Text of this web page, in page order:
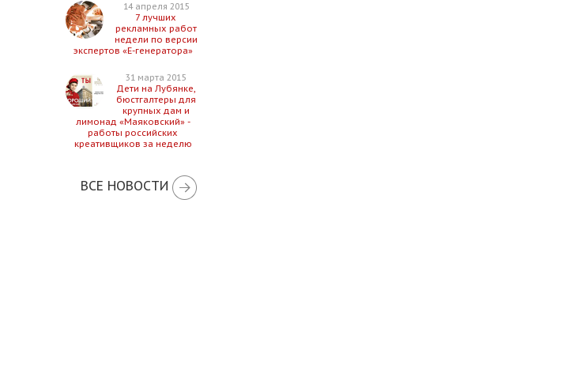
14 апреля 2015
7 лучших
рекламных работ
недели по версии
экспертов «Е-генератора»
31 марта 2015
Дети на Лубянке,
бюстгалтеры для
крупных дам и
лимонад «Маяковский» -
работы российских
креативщиков за неделю
ВСЕ НОВОСТИ